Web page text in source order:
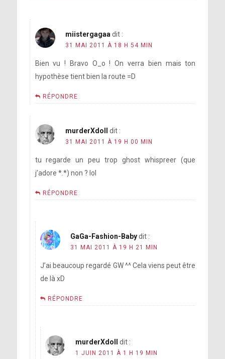
miistergagaa dit :
31 MAI 2011 À 18 H 54 MIN
Bien vu ! Bravo O_o ! On verra bien mais ton
hypothèse tient bien la route =D
RÉPONDRE
murderXdoll dit :
31 MAI 2011 À 19 H 00 MIN
tu regarde un peu trop ghost whispreer (que
j’adore *.*) non ? lol
RÉPONDRE
GaGa-Fashion-Babydit :
31 MAI 2011 À 19 H 21 MIN
J’ai beaucoup regardé GW ^^ Cela viens peut être
de là xD
RÉPONDRE
murderXdoll dit :
1 JUIN 2011 À 1 H 19 MIN